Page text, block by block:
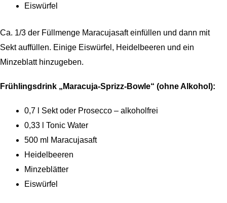
Eiswürfel
Ca. 1/3 der Füllmenge Maracujasaft einfüllen und dann mit
Sekt auffüllen. Einige Eiswürfel, Heidelbeeren und ein
Minzeblatt hinzugeben.
Frühlingsdrink „Maracuja-Sprizz-Bowle“ (ohne Alkohol):
0,7 l Sekt oder Prosecco – alkoholfrei
0,33 l Tonic Water
500 ml Maracujasaft
Heidelbeeren
Minzeblätter
Eiswürfel